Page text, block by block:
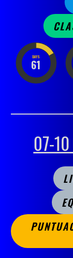
DAYS
61
07-